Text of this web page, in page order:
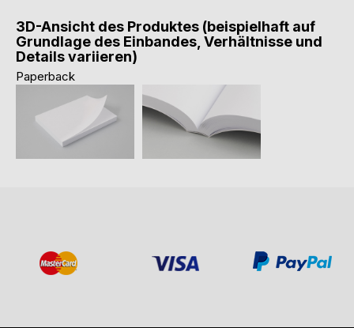
3D-Ansicht des Produktes (beispielhaft auf
Grundlage des Einbandes, Verhältnisse und
Details variieren)
Paperback